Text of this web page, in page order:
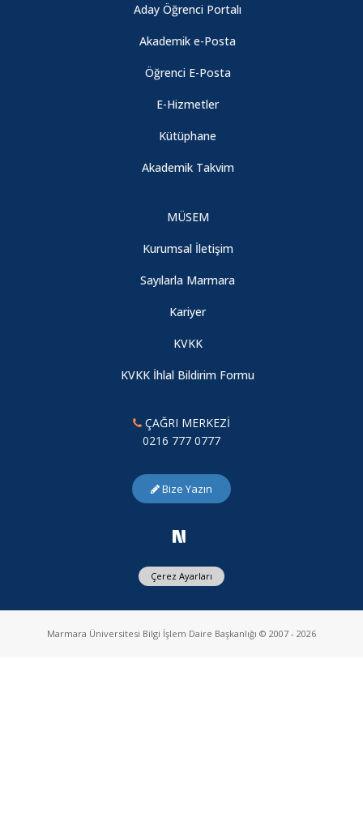
Aday Öğrenci Portalı
Akademik e-Posta
Öğrenci E-Posta
E-Hizmetler
Kütüphane
Akademik Takvim
MÜSEM
Kurumsal İletişim
Sayılarla Marmara
Kariyer
KVKK
KVKK İhlal Bildirim Formu
ÇAĞRI MERKEZİ
0216 777 0777
Bize Yazın
Çerez Ayarları
Marmara Üniversitesi Bilgi İşlem Daire Başkanlığı © 2007 - 2026